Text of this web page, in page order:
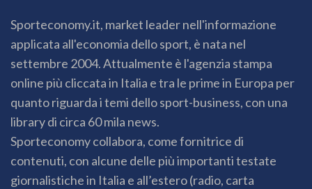
Sporteconomy.it, market leader nell'informazione
applicata all'economia dello sport, è nata nel
settembre 2004. Attualmente è l'agenzia stampa
online più cliccata in Italia e tra le prime in Europa per
quanto riguarda i temi dello sport-business, con una
library di circa 60 mila news.
Sporteconomy collabora, come fornitrice di
contenuti, con alcune delle più importanti testate
giornalistiche in Italia e all’estero (radio, carta